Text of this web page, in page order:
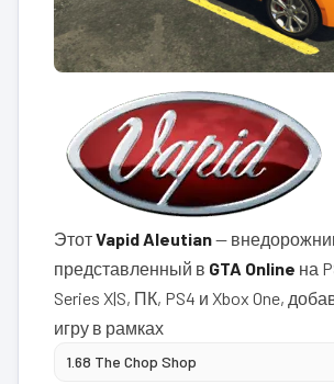
ЭтотVapid Aleutian—
представленный в GTA Online на
Series X|S, ПК, PS4 и Xbox One,
игру в рамках
1.68 The Chop Shop